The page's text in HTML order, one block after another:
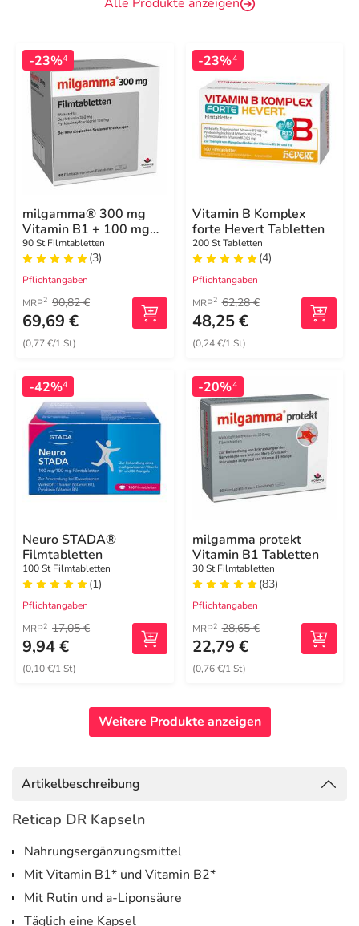
-23%4
milgamma® 300 mg
Vitamin B1 + 100 mg
Vitamin B6
90 St Filmtabletten
(3)
Pflichtangaben
MRP2 90,82 €
69,69 €
(0,77 €/1 St)
-23%4
Vitamin B Komplex
forte Hevert Tabletten
200 St Tabletten
(4)
Pflichtangaben
MRP2 62,28 €
48,25 €
(0,24 €/1 St)
-42%4
Neuro STADA®
Filmtabletten
100 St Filmtabletten
(1)
Pflichtangaben
MRP2 17,05 €
9,94 €
(0,10 €/1 St)
-20%4
milgamma protekt
Vitamin B1 Tabletten
30 St Filmtabletten
(83)
Pflichtangaben
MRP2 28,65 €
22,79 €
(0,76 €/1 St)
Weitere Produkte anzeigen
Artikelbeschreibung
Reticap DR Kapseln
Nahrungsergänzungsmittel
Mit Vitamin B1* und Vitamin B2*
Mit Rutin und a-Liponsäure
Täglich eine Kapsel